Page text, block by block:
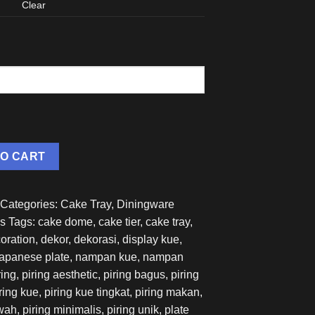
Clear
CART
Categories: Cake Tray, Diningware
Tags: cake dome, cake tier, cake tray,
, dekor, dekorasi, display kue,
plate, nampan kue, nampan
, piring aesthetic, piring bagus, piring
kue, piring kue tingkat, piring makan,
, piring minimalis, piring unik, plate